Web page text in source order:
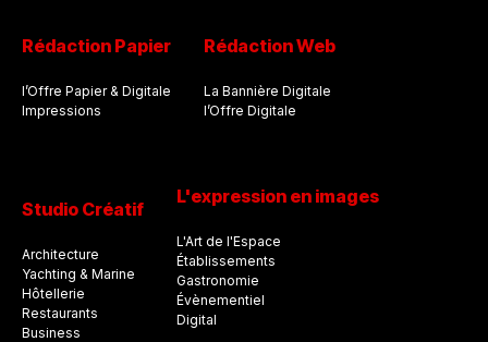
Rédaction Papier
l’Offre Papier & Digitale
Impressions
Rédaction Web
La Bannière Digitale
l’Offre Digitale
Studio Créatif
Architecture
Yachting & Marine
Hôtellerie
Restaurants
Business
L'expression en images
L'Art de l'Espace
Établissements
Gastronomie
Évènementiel
Digital